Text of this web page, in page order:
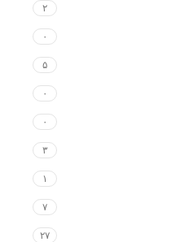
۲
۰
۵
۰
۰
۳
۱
۷
۲۷